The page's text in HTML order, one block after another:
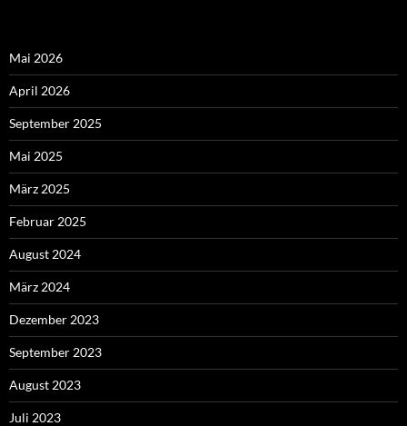
Mai 2026
April 2026
September 2025
Mai 2025
März 2025
Februar 2025
August 2024
März 2024
Dezember 2023
September 2023
August 2023
Juli 2023